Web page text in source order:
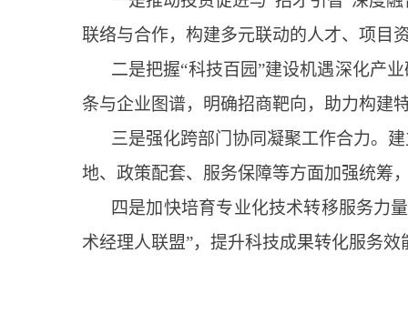
联络与合作，构建多元联动的人才、项目
二是把握“科技百园”建设机遇深化产
条与企业图谱，明确招商靶向，助力构建
三是强化跨部门协同凝聚工作合力。
地、政策配套、服务保障等方面加强统筹
四是加快培育专业化技术转移服务力
术经理人联盟”，提升科技成果转化服务